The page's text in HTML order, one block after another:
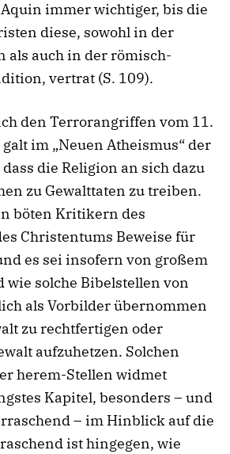
immer wichtiger, bis die
diese, sowohl in der
als auch in der römisch-
vertrat (S. 109).
den Terrorangriffen vom 11.
im „Neuen Atheismus“ der
die Religion an sich dazu
zu Gewalttaten zu treiben.
böten Kritikern des
Christentums Beweise für
es sei insofern von großem
wie solche Bibelstellen von
als Vorbilder übernommen
zu rechtfertigen oder
aufzuhetzen. Solchen
herem-Stellen widmet
Kapitel, besonders – und
– im Hinblick auf die
ist hingegen, wie